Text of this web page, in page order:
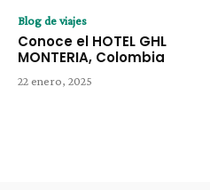
Blog de viajes
Conoce el HOTEL GHL
MONTERIA, Colombia
22 enero, 2025